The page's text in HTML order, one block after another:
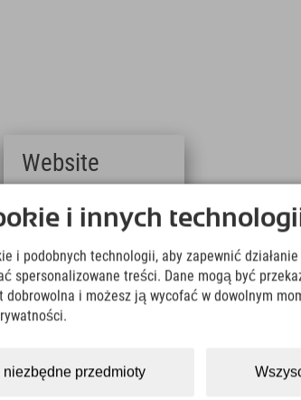
i innych
i podobnych technologii, aby zapewnić
spersonalizowane treści. Dane mogą być
dobrowolna i możesz ją wycofać w dowolnym
przedmioty
Website
Deutsch
(German)
(English)
Italiano
(Italian)
Čeština
(Polish)
Magyar